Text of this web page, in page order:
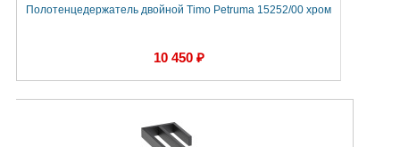
Полотенцедержатель двойной Timo Petruma 15252/00 хром
10 450 ₽